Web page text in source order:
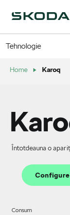
Tehnologie
Home Karoq
Întotdeauna o
Consum